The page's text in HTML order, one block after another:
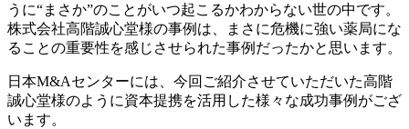
うに“まさか”のことがいつ起こるかわからない世の中です。
株式会社高階誠心堂様の事例は、まさに危機に強い薬局にな
ることの重要性を感じさせられた事例だったかと思います。
日本M&Aセンターには、今回ご紹介させていただいた高階
誠心堂様のように資本提携を活用した様々な成功事例がござ
います。